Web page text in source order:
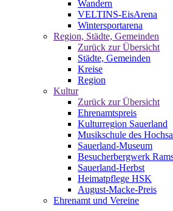
Wandern
VELTINS-EisArena
Wintersportarena
Region, Städte, Gemeinden
Zurück zur Übersicht
Städte, Gemeinden
Kreise
Region
Kultur
Zurück zur Übersicht
Ehrenamtspreis
Kulturregion Sauerland
Musikschule des
Sauerland-Museum
Besucherbergwerk
Sauerland-Herbst
Heimatpflege HSK
August-Macke-Preis
Ehrenamt und Vereine